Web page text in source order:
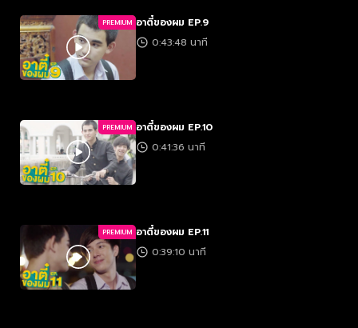
PREMIUM อาตี๋ของผม EP.9
0:43:48 นาที
PREMIUM อาตี๋ของผม EP.10
0:41:36 นาที
PREMIUM อาตี๋ของผม EP.11
0:39:10 นาที